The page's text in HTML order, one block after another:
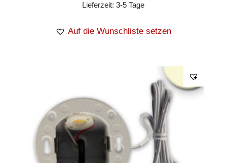
Lieferzeit:3-5 Tage
Auf die Wunschliste setzen